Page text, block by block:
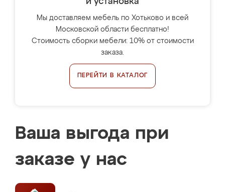
Мы доставляем мебель по Хотьково и всей
Московской области бесплатно!
Стоимость сборки мебели: 10% от стоимости
заказа.
ПЕРЕЙТИ В КАТАЛОГ
Ваша выгода при
заказе у нас